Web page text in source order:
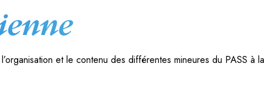
et le contenu des différentes mineures du PASS à la